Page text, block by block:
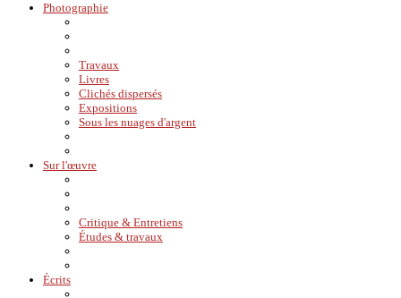
Photographie
Travaux
Livres
Clichés dispersés
Expositions
Sous les nuages d'argent
Sur l'œuvre
Critique & Entretiens
Études & travaux
Écrits